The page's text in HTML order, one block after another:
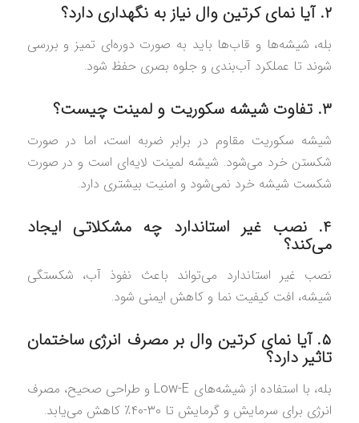
۲. آیا نمای کرتین وال نیاز به نگهداری دارد؟
بله، شیشه‌ها و قاب‌ها باید به صورت دوره‌ای تمیز و بررسی
شوند تا عملکرد آب‌بندی و جلوه بصری حفظ شود.
۳. تفاوت شیشه سکوریت و لمینت چیست؟
شیشه سکوریت مقاوم در برابر ضربه است، اما در صورت
شکستن خرد می‌شود. شیشه لمینت لایه‌ای است و در صورت
شکست شیشه خرد نمی‌شود و امنیت بیشتری دارد.
۴. نصب غیر استاندارد چه مشکلاتی ایجاد
می‌کند؟
نصب غیر استاندارد می‌تواند باعث نفوذ آب، شکستگی
شیشه، افت کیفیت نما و کاهش ایمنی شود.
۵. آیا نمای کرتین وال بر مصرف انرژی ساختمان
تاثیر دارد؟
بله، با استفاده از شیشه‌های Low-E و طراحی صحیح، مصرف
انرژی برای سرمایش و گرمایش تا ۳۰-۴۰٪ کاهش می‌یابد.